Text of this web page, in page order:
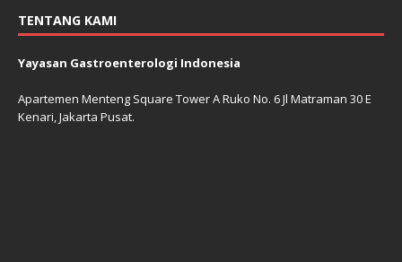
TENTANG KAMI
Yayasan Gastroenterologi Indonesia
Apartemen Menteng Square Tower A Ruko No. 6 Jl Matraman 30 E
Kenari, Jakarta Pusat.